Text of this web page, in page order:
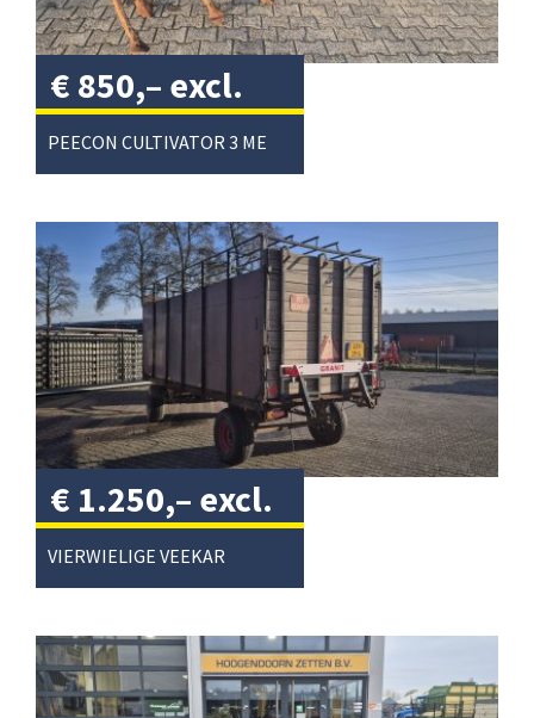
€ 850,– excl.
btw/
VIERWIELIGE VEEKAR
€ 1.250,– excl.
btw/